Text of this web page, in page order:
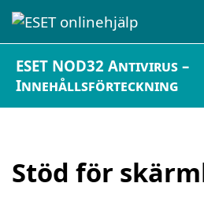
ESET NOD32 Antivirus –
Innehållsförteckning
Stöd för